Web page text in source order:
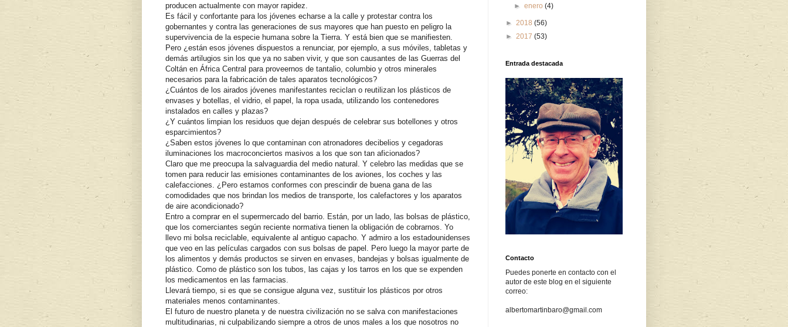
producen actualmente con mayor rapidez.
Es fácil y confortante para los jóvenes echarse a la calle y protestar contra los
gobernantes y contra las generaciones de sus mayores que han puesto en peligro la
supervivencia de la especie humana sobre la Tierra. Y está bien que se manifiesten.
Pero ¿están esos jóvenes dispuestos a renunciar, por ejemplo, a sus móviles, tabletas y
demás artilugios sin los que ya no saben vivir, y que son causantes de las Guerras del
Coltán en África Central para proveernos de tantalio, columbio y otros minerales
necesarios para la fabricación de tales aparatos tecnológicos?
¿Cuántos de los airados jóvenes manifestantes reciclan o reutilizan los plásticos de
envases y botellas, el vidrio, el papel, la ropa usada, utilizando los contenedores
instalados en calles y plazas?
¿Y cuántos limpian los residuos que dejan después de celebrar sus botellones y otros
esparcimientos?
¿Saben estos jóvenes lo que contaminan con atronadores decibelios y cegadoras
iluminaciones los macroconciertos masivos a los que son tan aficionados?
Claro que me preocupa la salvaguardia del medio natural. Y celebro las medidas que se
tomen para reducir las emisiones contaminantes de los aviones, los coches y las
calefacciones. ¿Pero estamos conformes con prescindir de buena gana de las
comodidades que nos brindan los medios de transporte, los calefactores y los aparatos
de aire acondicionado?
Entro a comprar en el supermercado del barrio. Están, por un lado, las bolsas de plástico,
que los comerciantes según reciente normativa tienen la obligación de cobrarnos. Yo
llevo mi bolsa reciclable, equivalente al antiguo capacho. Y admiro a los estadounidenses
que veo en las películas cargados con sus bolsas de papel. Pero luego la mayor parte de
los alimentos y demás productos se sirven en envases, bandejas y bolsas igualmente de
plástico. Como de plástico son los tubos, las cajas y los tarros en los que se expenden
los medicamentos en las farmacias.
Llevará tiempo, si es que se consigue alguna vez, sustituir los plásticos por otros
materiales menos contaminantes.
El futuro de nuestro planeta y de nuestra civilización no se salva con manifestaciones
multitudinarias, ni culpabilizando siempre a otros de unos males a los que nosotros no
►enero(4)
► 2018 (56)
► 2017 (53)
Entrada destacada
Contacto
Puedes ponerte en contacto con el
autor de este blog en el siguiente
correo:
albertomartinbaro@gmail.com